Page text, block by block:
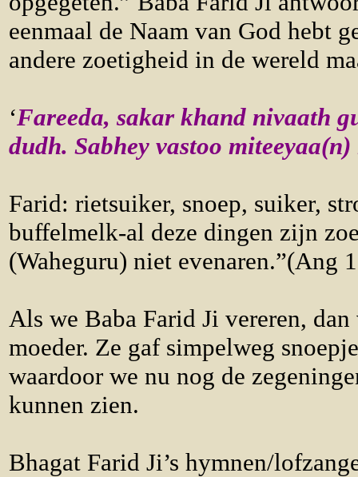
eenmaal de Naam van God hebt
andere zoetigheid in de wereld
‘Fareeda, sakar khand nivaath
dudh. Sabhey vastoo
Farid: rietsuiker, snoep, suiker,
buffelmelk-al deze dingen zijn
(Waheguru) niet evenaren.”(Ang
Als we Baba Farid Ji vereren,
moeder. Ze gaf simpelweg
waardoor we nu nog de
kunnen zien.
Bhagat Farid Ji’s hymnen/